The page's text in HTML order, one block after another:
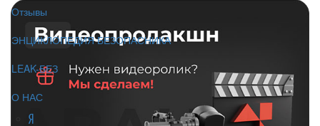
Отзывы
ЭНЦИКЛОПЕДИЯ БЕЗОПАСНИКА
LEAK-БЕЗ
О НАС